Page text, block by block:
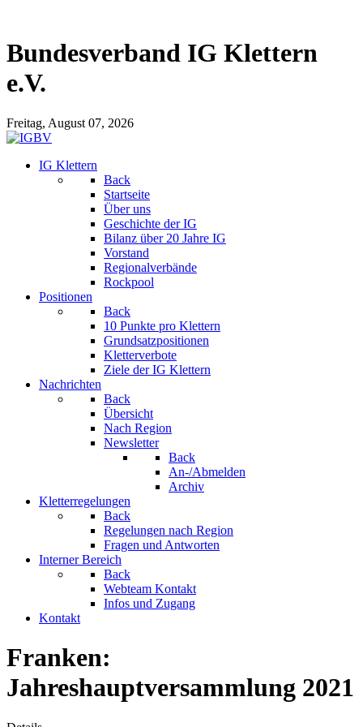
Bundesverband IG Klettern
e.V.
Freitag, August 07, 2026
IG Klettern
Back
Startseite
Über uns
Geschichte der IG
Bilanz über 20 Jahre IG
Vorstand
Regionalverbände
Rockpool
Positionen
Back
10 Punkte pro Klettern
Grundsatzpositionen
Kletterverbote
Ziele der IG Klettern
Nachrichten
Back
Übersicht
Nach Region
Newsletter
Back
An-/Abmelden
Archiv
Kletterregelungen
Back
Regelungen nach Region
Fragen und Antworten
Interner Bereich
Back
Webteam Kontakt
Infos und Zugang
Kontakt
Franken:
Jahreshauptversammlung 2021